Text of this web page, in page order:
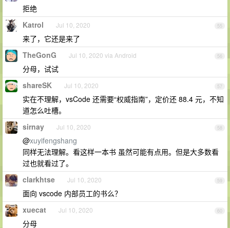
拒绝
55
Katrol Jul 10, 2020
来了，它还是来了
56
TheGonG Jul 10, 2020 via Android
分母，试试
57
shareSK Jul 10, 2020
实在不理解，vsCode 还需要“权威指南”，定价还 88.4 元，不知
道怎么吐槽。
58
sirnay Jul 10, 2020
@xuyifengshang
同样无法理解。看这样一本书 虽然可能有点用。但是大多数看
过也就看过了。
59
clarkhtse Jul 10, 2020
面向 vscode 内部员工的书么？
60
xuecat Jul 10, 2020
分母